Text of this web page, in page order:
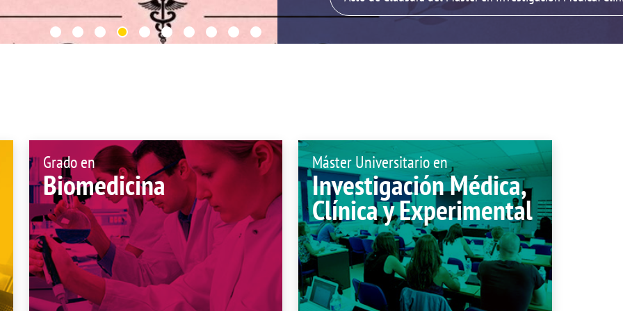
de investigación
Unidad de Internacionalización y
Fomento de la Investigación
Buzón de sugerencias
Plan de
Grado en
Biomedicina
Máster Universitario en
Investigación Médica,
Clínica y Experimental